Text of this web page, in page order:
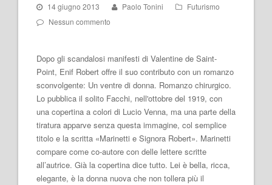
14 giugno 2013 Paolo Tonini
Futurismo
Nessun commento
Dopo gli scandalosi manifesti di Valentine de Saint-
Point, Enif Robert offre il suo contributo con un romanzo
sconvolgente: Un ventre di donna. Romanzo chirurgico.
Lo pubblica il solito Facchi, nell'ottobre del 1919, con
una copertina a colori di Lucio Venna, ma una parte della
tiratura apparve senza questa immagine, col semplice
titolo e la scritta «Marinetti e Signora Robert». Marinetti
compare come co-autore con delle lettere scritte
all’autrice. Già la copertina dice tutto. Lei è bella, ricca,
elegante, è la donna nuova che non tollera più il